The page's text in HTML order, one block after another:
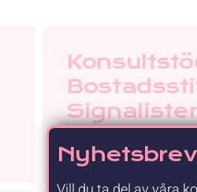
18 juni 2026
Nyhetsbrev